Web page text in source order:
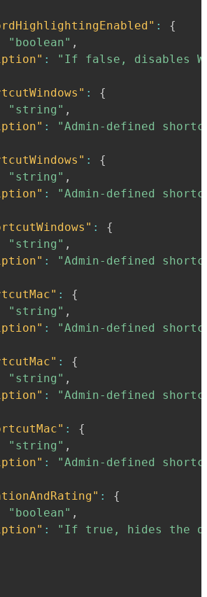
:
{
"boolean" ,
:
"If false, disables
:
{
"string" ,
:
"Admin-defined
:
{
"string" ,
:
"Admin-defined
:
{
"string" ,
:
"Admin-defined
:
{
"string" ,
:
"Admin-defined
:
{
"string" ,
:
"Admin-defined
:
{
"string" ,
:
"Admin-defined
:
{
"boolean" ,
:
"If true, hides the